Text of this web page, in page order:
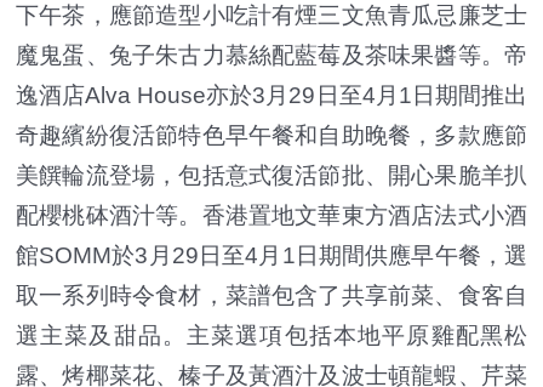
下午茶，應節造型小吃計有煙三文魚青瓜忌廉芝士
魔鬼蛋、兔子朱古力慕絲配藍莓及茶味果醬等。帝
逸酒店Alva House亦於3月29日至4月1日期間推出
奇趣繽紛復活節特色早午餐和自助晚餐，多款應節
美饌輪流登場，包括意式復活節批、開心果脆羊扒
配櫻桃砵酒汁等。香港置地文華東方酒店法式小酒
館SOMM於3月29日至4月1日期間供應早午餐，選
取一系列時令食材，菜譜包含了共享前菜、食客自
選主菜及甜品。主菜選項包括本地平原雞配黑松
露、烤椰菜花、榛子及黃酒汁及波士頓龍蝦、芹菜